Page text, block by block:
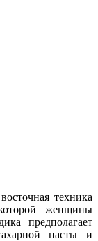
техника
женщины
предполагает
пасты и